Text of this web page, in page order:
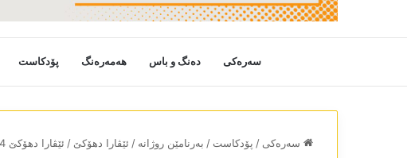
سەرەکی دەنگ و باس هەمەرەنگ پۆدکاست
سەرەکی / پۆدکاست / بەرنامێن روژانە / ئێڤارا دھۆکێ / ئێڤارا دھۆکێ 24-7-2023